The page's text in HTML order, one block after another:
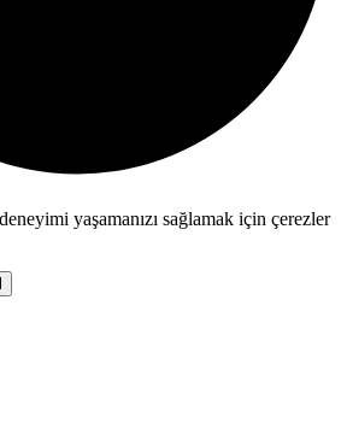
yaşamanızı sağlamak için çerezler